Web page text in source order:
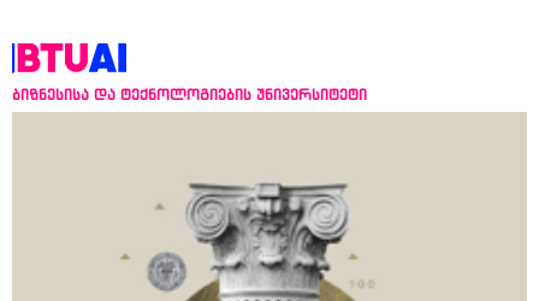
ბიზნესისა და ტექნოლოგიების უნივერსიტეტი